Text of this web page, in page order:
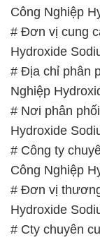
Công Nghiệp
# Đơn vị cung
Hydroxide
# Địa chỉ phân
Nghiệp
# Nơi phân
Hydroxide
# Công ty
Công Nghiệp
# Đơn vị
Hydroxide
# Cty chuyên